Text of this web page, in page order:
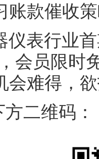
账款催收
仪表行业
会员限时
会难得，
二维码：